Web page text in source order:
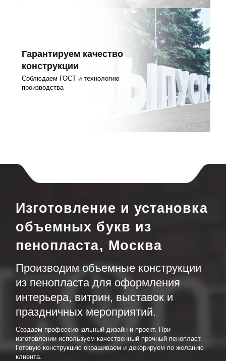
Гарантируем качество
конструкции
Соблюдаем ГОСТ и технологию
производства
Изготовление и установка
объемных букв из
пенопласта, Москва
Производим объемные конструкции
из пенопласта для оформления
интерьера, витрин, выставок и
праздничных мероприятий.
Создаем профессиональный дизайн и проект. При
изготовлении используем качественный прочный пенопласт.
Готовую конструкцию окрашиваем и декорируем по желанию
клиента.